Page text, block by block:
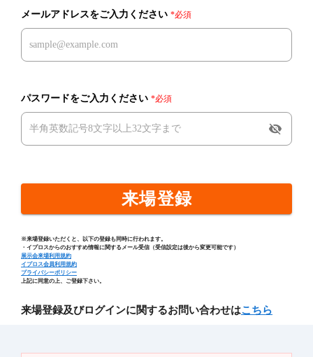
メールアドレスをご入力ください *必須
パスワードをご入力ください *必須
visibility_off
来場登録
※来場登録いただくと、以下の登録も同時に行われます。
・イプロスからのおすすめ情報に関するメール受信（受信設定は後から変更可能です）
展示会来場利用規約
イプロス会員利用規約
プライバシーポリシー
上記に同意の上、ご登録下さい。
来場登録及びログインに関するお問い合わせはこちら